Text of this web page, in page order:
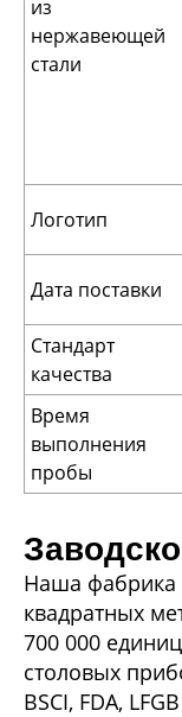
из
нержавеющей
стали
Логотип
Дата поставки
Стандарт
качества
Время
выполнения
пробы
Наша фабрика
квадратных
700 000
столовых
BSCI, FDA,